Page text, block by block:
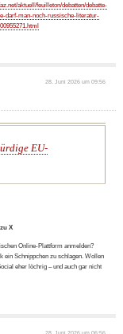
aktuell/feuilleton/debatten/debatte-
darf-man-noch-russische-literatur-
28. Juni 2026 um 09:56
EU-
X
Online-Plattform anmelden?
ein Schnippchen zu schlagen. Wollen
eher löchrig – und auch gar nicht